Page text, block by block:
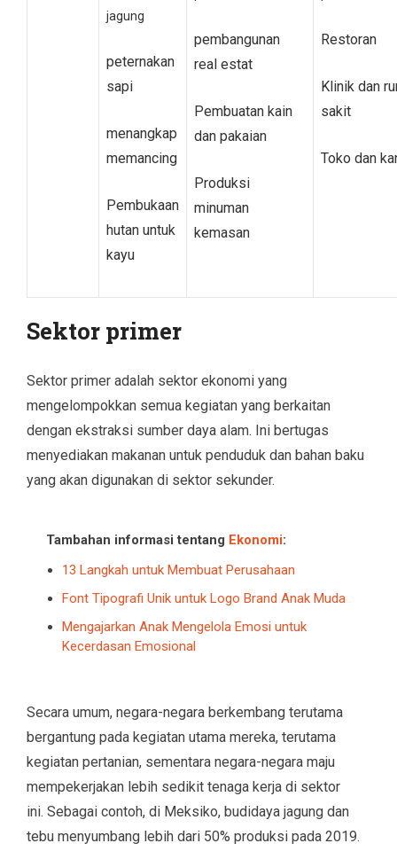
jagung
peternakan
sapi
menangkap
memancing
Pembukaan
hutan untuk
kayu
pembangunan
real estat
Pembuatan kain
dan pakaian
Produksi
minuman
kemasan
Restoran
Klinik dan
sakit
Toko dan
Sektor primer
Sektor primer adalah sektor ekonomi yang
mengelompokkan semua kegiatan yang berkaitan
dengan ekstraksi sumber daya alam. Ini bertugas
menyediakan makanan untuk penduduk dan bahan baku
yang akan digunakan di sektor sekunder.
Tambahan informasi tentang Ekonomi:
13 Langkah untuk Membuat Perusahaan
Font Tipografi Unik untuk Logo Brand Anak Muda
Mengajarkan Anak Mengelola Emosi untuk
Kecerdasan Emosional
Secara umum, negara-negara berkembang terutama
bergantung pada kegiatan utama mereka, terutama
kegiatan pertanian, sementara negara-negara maju
mempekerjakan lebih sedikit tenaga kerja di sektor
ini. Sebagai contoh, di Meksiko, budidaya jagung dan
tebu menyumbang lebih dari 50% produksi pada 2019.